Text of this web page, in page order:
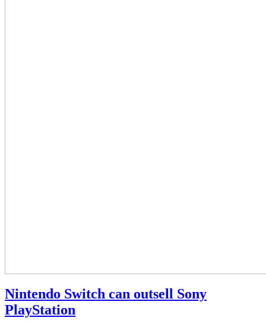
Nintendo Switch can outsell Sony
PlayStation